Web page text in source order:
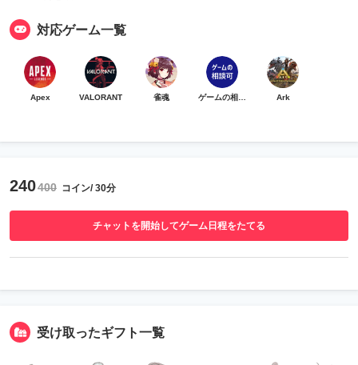
対応ゲーム一覧
Apex VALORANT 雀魂 Ark
240400 コイン/ 30分
チャットを開始してゲーム日程をたてる
受け取ったギフト一覧